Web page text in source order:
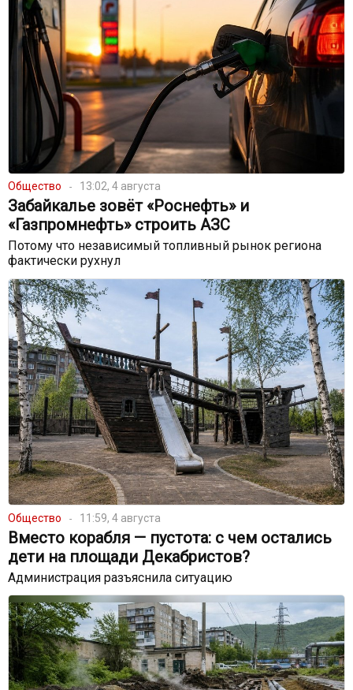
Общество 13:02, 4 августа
Забайкалье зовёт «Роснефть» и
«Газпромнефть» строить АЗС
Потому что независимый топливный рынок региона
фактически рухнул
Общество 11:59, 4 августа
Вместо корабля — пустота: с чем остались
дети на площади Декабристов?
Администрация разъяснила ситуацию